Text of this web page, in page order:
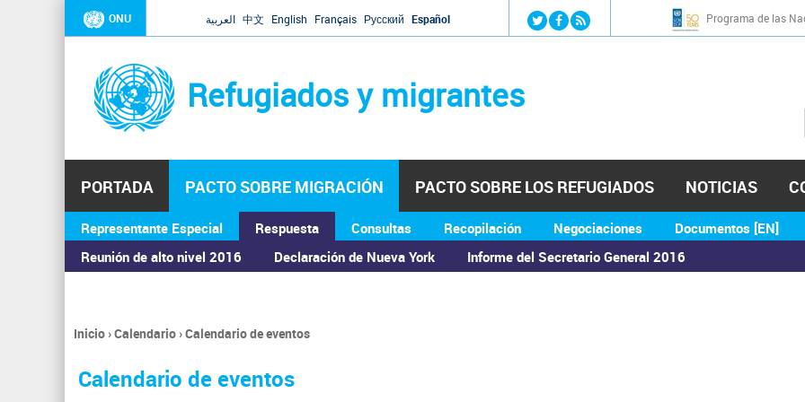
Jump to navigation
ONU العربية 中文 English Français Русский Español Programa de las
Refugiados y migrantes
PORTADA PACTO SOBRE MIGRACIÓN
Representante Especial
Respuesta
Reunión de alto nivel 2016
Declaración de Nueva York Informe del Secretario General 2016
Consultas Recopilación Negociaciones Documentos [EN]
PACTO SOBRE LOS REFUGIADOS NOTICIAS
ASAMBLEA GENERAL
Se
encuentra
usted
Inicio›Calendario›Calendario de eventos
Calendario de eventos